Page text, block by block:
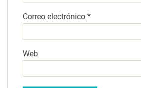
Correo electrónico *
Web